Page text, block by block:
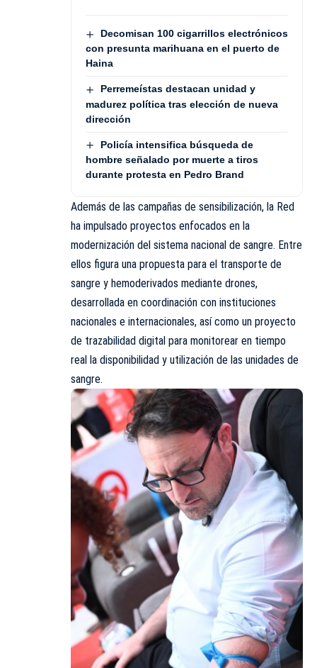
Decomisan 100 cigarrillos electrónicos
con presunta marihuana en el puerto de
Haina
Perremeístas destacan unidad y
madurez política tras elección de nueva
dirección
Policía intensifica búsqueda de
hombre señalado por muerte a tiros
durante protesta en Pedro Brand
Además de las campañas de sensibilización, la Red
ha impulsado proyectos enfocados en la
modernización del sistema nacional de sangre. Entre
ellos figura una propuesta para el transporte de
sangre y hemoderivados mediante drones,
desarrollada en coordinación con instituciones
nacionales e internacionales, así como un proyecto
de trazabilidad digital para monitorear en tiempo
real la disponibilidad y utilización de las unidades de
sangre.